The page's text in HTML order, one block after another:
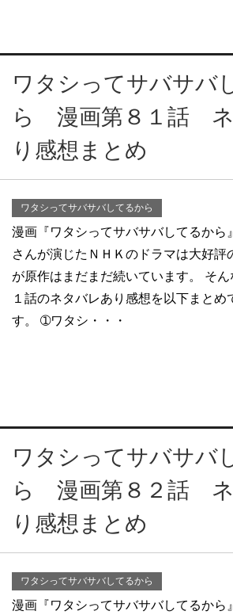
ワタシってサバサバ
ら 漫画第８１話 ネ
り感想まとめ
ワタシってサバサバしてるから
漫画『ワタシってサバサバしてるから
さんが演じたＮＨＫのドラマは大好評
が原作はまだまだ続いています。 そん
１話のネタバレあり感想を以下まとめ
す。 ➀ワタシ・・・
ワタシってサバサバ
ら 漫画第８２話 ネ
り感想まとめ
ワタシってサバサバしてるから
漫画『ワタシってサバサバしてるから